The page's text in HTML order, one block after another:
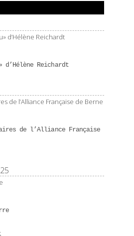
d’Hélène Reichardt
de l’Alliance Française